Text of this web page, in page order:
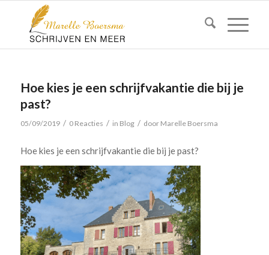
Hoe kies je een schrijfvakantie die bij je
past?
05/09/2019 / 0 Reacties / in Blog / door Marelle Boersma
Hoe kies je een schrijfvakantie die bij je past?